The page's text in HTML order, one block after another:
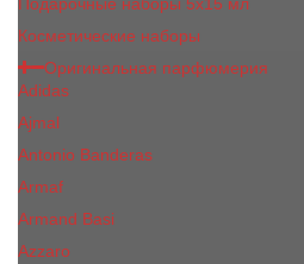
Косметические наборы
Оригинальная парфюмерия
Adidas
Ajmal
Antonio Banderas
Armaf
Armand Basi
Azzaro